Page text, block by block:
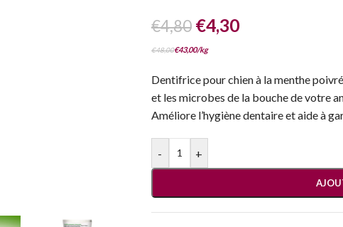
€4,80 €4,30
€48,00€43,00/kg
Dentifrice pour chien à la menthe
et les microbes de la bouche de votre
Améliore l’hygiène dentaire et aide à
- +